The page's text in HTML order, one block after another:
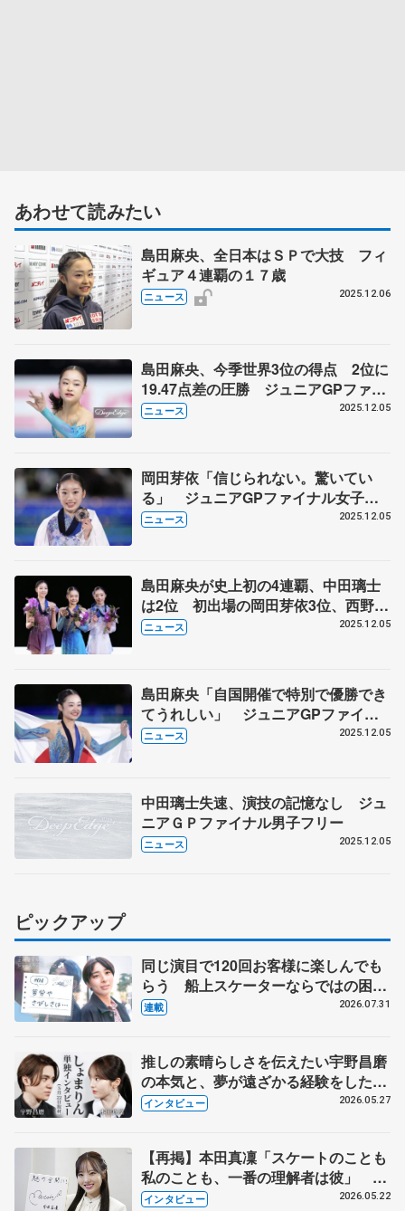
あわせて読みたい
島田麻央、全日本はＳＰで大技 フィ
ギュア４連覇の１７歳
ニュース 2025.12.06
島田麻央、今季世界3位の得点 2位に
19.47点差の圧勝 ジュニアGPファイ
ナル
ニュース 2025.12.05
岡田芽依「信じられない。驚いてい
る」 ジュニアGPファイナル女子フ
リー
ニュース 2025.12.05
島田麻央が史上初の4連覇、中田璃士
は2位 初出場の岡田芽依3位、西野太
翔5位 ジュニアGPファイナル
ニュース 2025.12.05
島田麻央「自国開催で特別で優勝でき
てうれしい」 ジュニアGPファイナ
ル女子フリー
ニュース 2025.12.05
中田璃士失速、演技の記憶なし ジュ
ニアＧＰファイナル男子フリー
ニュース 2025.12.05
ピックアップ
同じ演目で120回お客様に楽しんでも
らう 船上スケーターならではの困難
とは 影響あったPIW前キャプテン松
連載 2026.07.31
推しの素晴らしさを伝えたい宇野昌磨
の本気と、夢が遠ざかる経験をした本
田真凜の覚悟
インタビュー 2026.05.27
【再掲】本田真凜「スケートのことも
私のことも、一番の理解者は彼」 引
退時の単独インタビューで語った競技
インタビュー 2026.05.22